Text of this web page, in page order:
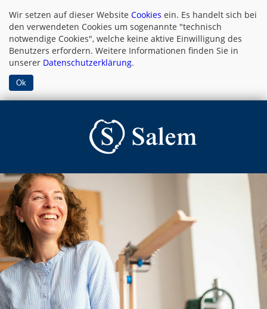
Wir setzen auf dieser Website Cookies ein. Es handelt sich bei
den verwendeten Cookies um sogenannte "technisch
notwendige Cookies", welche keine aktive Einwilligung des
Benutzers erfordern. Weitere Informationen finden Sie in
unserer Datenschutzerklärung.
Ok